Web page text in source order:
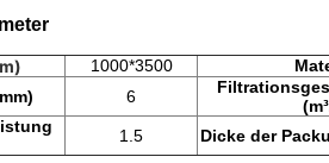
1000*3500
6
1.5 Dicke der